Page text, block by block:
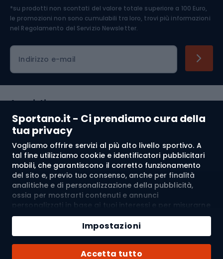
Sportano.it - Ci prendiamo cura della
tua privacy
Vogliamo offrire servizi al più alto livello sportivo. A
tal fine utilizziamo cookie e identificatori pubblicitari
mobili, che garantiscono il corretto funzionamento
del sito e, previo tuo consenso, anche per finalità
analitiche e di personalizzazione della pubblicità,
ossia per mostrarti contenuti e annunci
personalizzati in base ai tuoi interessi e per misurarne
l’efficacia. I cookie e gli identificatori pubblicitari
mobili possono essere utilizzati sia per attività
pubblicitarie personalizzate sia non personalizzate, a
seconda dei consensi da te espressi. Se clicchi su
“Accetta tutto”, acconsenti al trattamento dei tuoi
Accetta tutto
Impostazioni
Quantità
Aggiungi al carrello
Acquista con
Abbigliamento ciclistico
*su prodotti non scontati del valore totale superiore a 100 Euro,
le promozioni non sono cumulabili tra loro, trovi più informazioni
nel Regolamento del Servizio Newsletter.
Indirizzo e-mail
Acquisti
Servizio clienti
Regolamento
Chi siamo
© 2026 Sportano